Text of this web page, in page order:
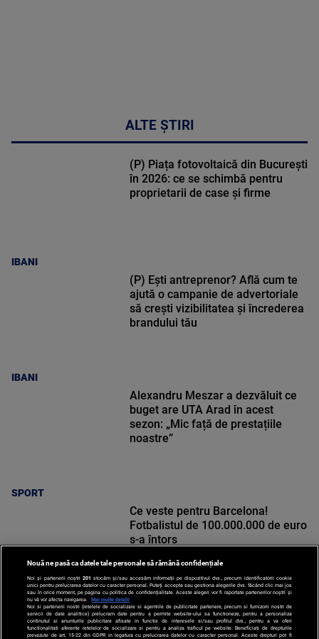
ALTE ȘTIRI
IBANI
(P) Piața fotovoltaică din București
în 2026: ce se schimbă pentru
proprietarii de case și firme
IBANI
(P) Ești antreprenor? Află cum te
ajută o campanie de advertoriale
să crești vizibilitatea și încrederea
brandului tău
SPORT
Alexandru Meszar a dezvăluit ce
buget are UTA Arad în acest
sezon: „Mic față de prestațiile
noastre”
SPORT
Ce veste pentru Barcelona!
Fotbalistul de 100.000.000 de euro
s-a întors
Nouă ne pasă ca datele tale personale să rămână confidențiale
Noi și partenerii noștri 201 stocăm și/sau accesăm informații pe dispozitivul dvs., precum identificatorii cookie
unici pentru prelucrarea datelor cu caracter personal. Puteți accepta sau gestiona alegerile dvs. făcând clic mai jos
sau în orice moment, pe pagina cu politica de confidențialitate. Aceste alegeri vor fi raportate partenerilor noștri și
nu vă vor afecta navigarea.
Mai multe detalii
Noi si partenerii nostri (retelele de socializare si agentiile de publicitate partenere, precum si furnizorii nostri de
servicii de date analitice) prelucram date pentru a permite website-ului sa functioneze, pentru a personaliza
continutul si anunturile publicitare afisate in functie de interesele si/sau profilul dvs., pentru a va oferi
functionalitati aferente retelelor de socializare si pentru a analiza traficul pe website. Beneficiati de drepturile
prevazute de art. 15-22 din GDPR in legatura cu prelucrarea datelor cu caracter personal. Aceste drepturi pot fi